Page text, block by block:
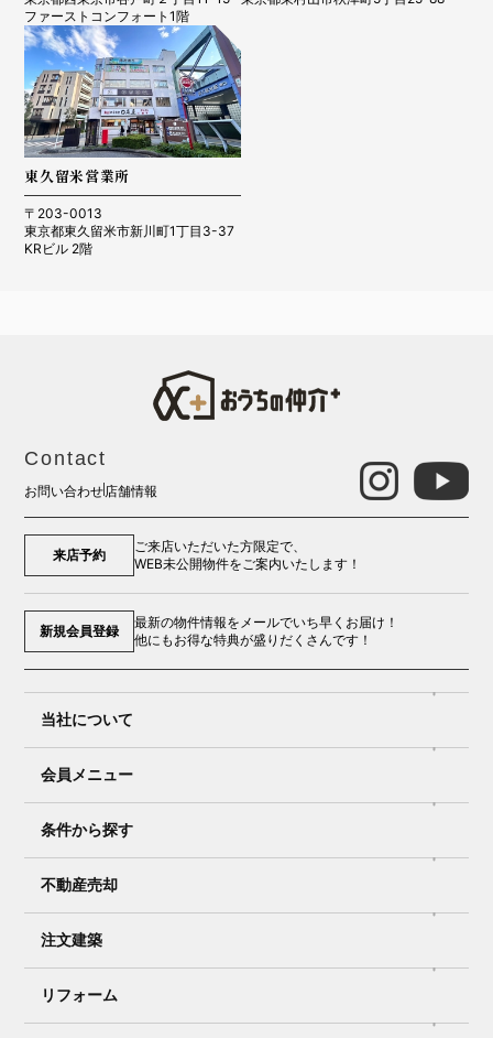
ファーストコンフォート1階
東久留米営業所
〒203-0013
東京都東久留米市新川町1丁目3-37
KRビル 2階
Contact
お問い合わせ店舗情報
来店予約
ご来店いただいた方限定で、
WEB未公開物件をご案内いたします！
新規会員登録
最新の物件情報をメールでいち早くお届け！
他にもお得な特典が盛りだくさんです！
当社について
会員メニュー
条件から探す
不動産売却
注文建築
リフォーム